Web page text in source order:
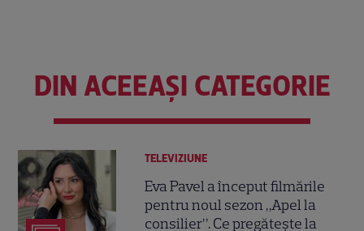
DIN ACEEAȘI CATEGORIE
TELEVIZIUNE
Eva Pavel a început filmările
pentru noul sezon „Apel la
consilier”. Ce pregătește la